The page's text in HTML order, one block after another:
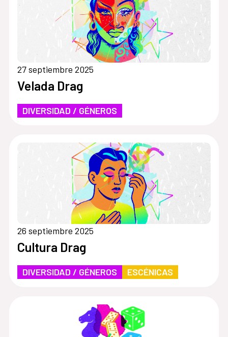
27 septiembre 2025
Velada Drag
DIVERSIDAD / GÉNEROS
26 septiembre 2025
Cultura Drag
DIVERSIDAD / GÉNEROS ESCÉNICAS